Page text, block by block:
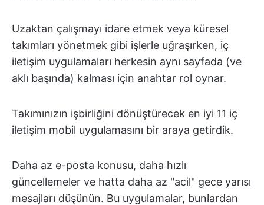
Uzaktan çalışmayı idare etmek veya küresel
takımları yönetmek gibi işlerle uğraşırken, iç
iletişim uygulamaları herkesin aynı sayfada (ve
aklı başında) kalması için anahtar rol oynar.
Takımınızın işbirliğini dönüştürecek en iyi 11 iç
iletişim mobil uygulamasını bir araya getirdik.
Daha az e-posta konusu, daha hızlı
güncellemeler ve hatta daha az "acil" gece yarısı
mesajları düşünün. Bu uygulamalar, bunlardan